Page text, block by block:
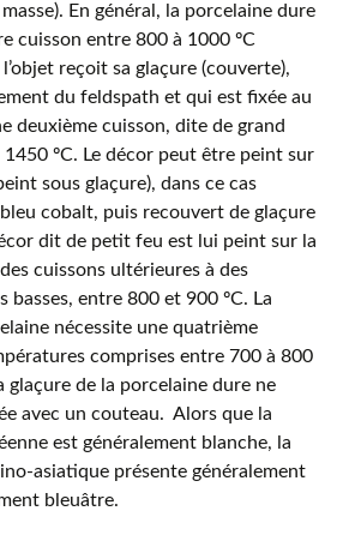
En général, la porcelaine dure
cuisson entre 800 à 1000 ºC
reçoit sa glaçure (couverte),
du feldspath et qui est fixée au
deuxième cuisson, dite de grand
ºC. Le décor peut être peint sur
sous glaçure), dans ce cas
cobalt, puis recouvert de glaçure
dit de petit feu est lui peint sur la
cuissons ultérieures à des
basses, entre 800 et 900 ºC. La
nécessite une quatrième
comprises entre 700 à 800
glaçure de la porcelaine dure ne
avec un couteau. Alors que la
est généralement blanche, la
asiatique présente généralement
bleuâtre.